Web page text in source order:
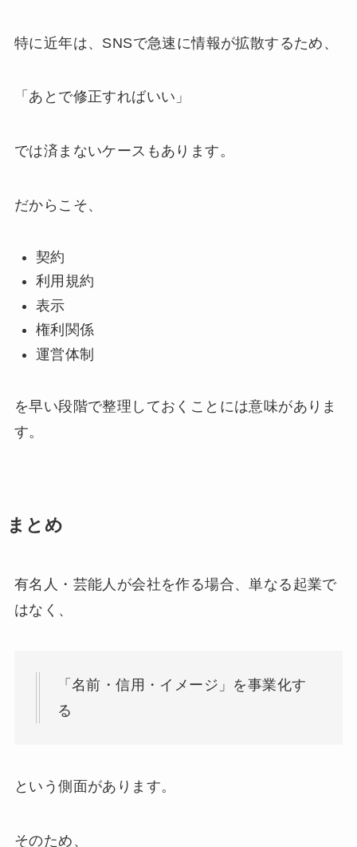
特に近年は、SNSで急速に情報が拡散するため、
「あとで修正すればいい」
では済まないケースもあります。
だからこそ、
契約
利用規約
表示
権利関係
運営体制
を早い段階で整理しておくことには意味がありま
す。
まとめ
有名人・芸能人が会社を作る場合、単なる起業で
はなく、
「名前・信用・イメージ」を事業化す
る
という側面があります。
そのため、